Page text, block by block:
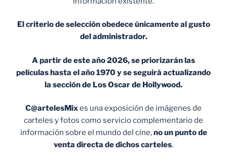
El criterio de selección obedece únicamente al gusto
del administrador.
A partir de este año 2026, se priorizarán las
películas hasta el año 1970 y se seguirá actualizando
la sección de Los Oscar de Hollywood.
C@artelesMixes una exposición de imágenes de
carteles y fotos como servicio complementario de
información sobre el mundo del cine,no un punto de
venta directa de dichos carteles.